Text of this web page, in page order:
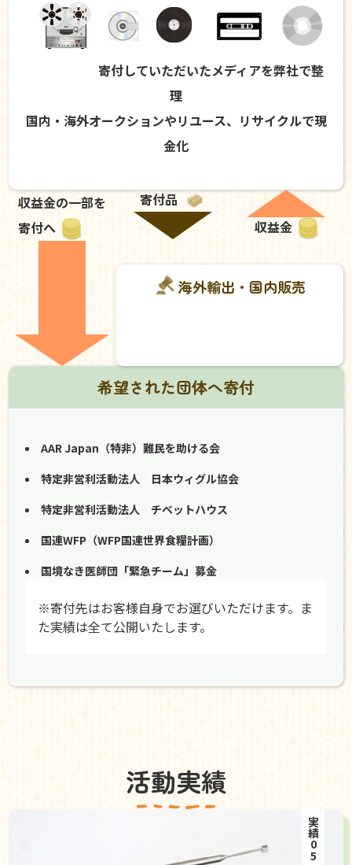
寄付していただいたメディアを弊社で整
理
国内・海外オークションやリユース、リサイクルで現
金化
収益金の一部を
寄付へ
寄付品
収益金
海外輸出・国内販売
希望された団体へ寄付
AAR Japan（特非）難民を助ける会
特定非営利活動法人 日本ウィグル協会
特定非営利活動法人 チベットハウス
国連WFP（WFP国連世界食糧計画）
国境なき医師団「緊急チーム」募金
※寄付先はお客様自身でお選びいただけます。ま
た実績は全て公開いたします。
活動実績
実績05